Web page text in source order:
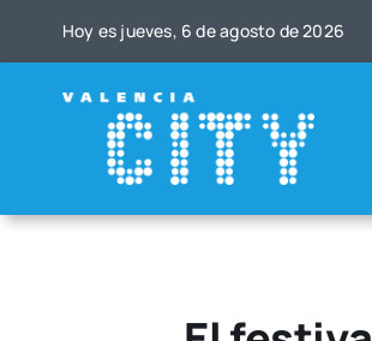
Hoy es jue­ves, 6 de agos­to de 2026